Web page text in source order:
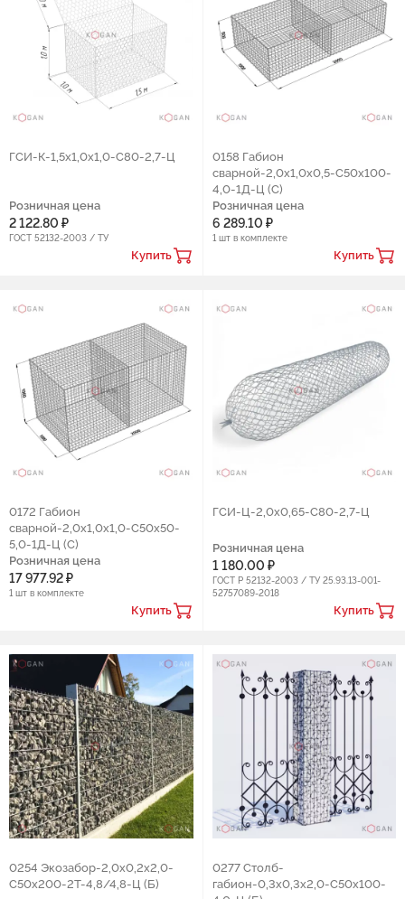
ГCИ-К-1,5х1,0х1,0-C80-2,7-Ц
Розничная цена
2 122.80 ₽
ГОСТ 52132-2003 / ТУ
Купить
0158 Габион
сварной-2,0х1,0х0,5-С50х100-
4,0-1Д-Ц (С)
Розничная цена
6 289.10 ₽
1 шт в комплекте
Купить
0172 Габион
сварной-2,0х1,0х1,0-С50х50-
5,0-1Д-Ц (С)
Розничная цена
17 977.92 ₽
1 шт в комплекте
Купить
ГСИ-Ц-2,0х0,65-С80-2,7-Ц
Розничная цена
1 180.00 ₽
ГОСТ Р 52132-2003 / ТУ 25.93.13-001-
52757089-2018
Купить
0254 Экозабор-2,0х0,2х2,0-
С50х200-2Т-4,8/4,8-Ц (Б)
0277 Столб-
габион-0,3х0,3х2,0-С50х100-